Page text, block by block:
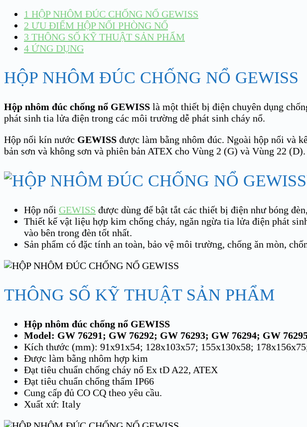
1 HỘP NHÔM ĐÚC CHỐNG NỔ GEWISS
2 ƯU ĐIỂM HỘP NỐI PHÒNG NỔ
3 THÔNG SỐ KỸ THUẬT SẢN PHẨM
4 ỨNG DỤNG
HỘP NHÔM ĐÚC CHỐNG NỔ GEWISS
Hộp nhôm đúc chống nổ GEWISS là một thiết bị điện chuyên dụng
phát sinh tia lửa điện trong các môi trường dễ phát sinh cháy nổ.
Hộp nối kín nước GEWISS được làm bằng nhôm đúc. Ngoài hộp nối và
bản sơn và không sơn và phiên bản ATEX cho Vùng 2 (G) và Vùng 22
Hộp nối GEWISS được dùng để bật tắt các thiết bị điện như bóng
Thiết kế vật liệu hợp kim chống cháy, ngăn ngừa tia lửa điện phát
vào bên trong đèn tốt nhất.
Sản phẩm có đặc tính an toàn, bảo vệ môi trường, chống ăn mòn,
THÔNG SỐ KỸ THUẬT SẢN PHẨM
Hộp nhôm đúc chống nổ GEWISS
Model: GW 76291; GW 76292; GW 76293; GW 76294; GW
Kích thước (mm): 91x91x54; 128x103x57; 155x130x58;
Được làm bằng nhôm hợp kim
Đạt tiêu chuẩn chống cháy nổ Ex tD A22, ATEX
Đạt tiêu chuẩn chống thấm IP66
Cung cấp đủ CO CQ theo yêu cầu.
Xuất xứ: Italy